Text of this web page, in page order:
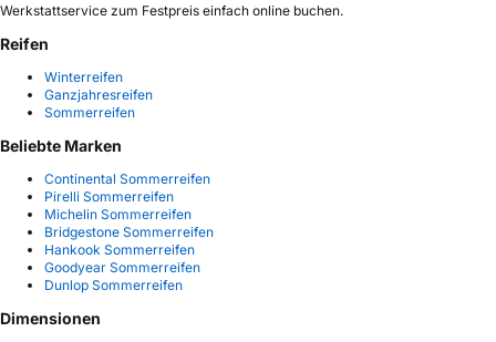
Werkstattservice zum Festpreis einfach online buchen.
Reifen
Winterreifen
Ganzjahresreifen
Sommerreifen
Beliebte Marken
Continental Sommerreifen
Pirelli Sommerreifen
Michelin Sommerreifen
Bridgestone Sommerreifen
Hankook Sommerreifen
Goodyear Sommerreifen
Dunlop Sommerreifen
Dimensionen